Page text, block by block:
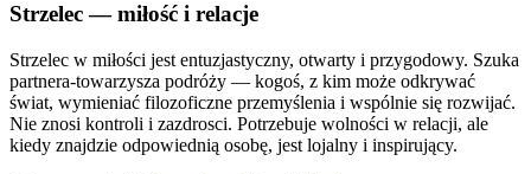
Strzelec— miłość i relacje
Strzelec w miłości jest entuzjastyczny, otwarty i przygodowy. Szuka
partnera-towarzysza podróży — kogoś, z kim może odkrywać
świat, wymieniać filozoficzne przemyślenia i wspólnie się rozwijać.
Nie znosi kontroli i zazdrosci. Potrzebuje wolności w relacji, ale
kiedy znajdzie odpowiednią osobę, jest lojalny i inspirujący.